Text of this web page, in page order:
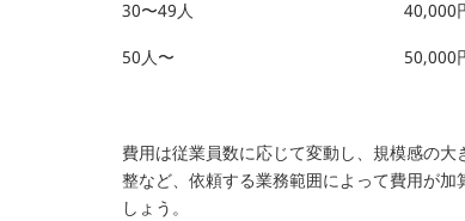
30〜49人 40,000
50人〜 50,000
費用は従業員数に応じて変動し、規模感の
整など、依頼する業務範囲によって費用が
しょう。